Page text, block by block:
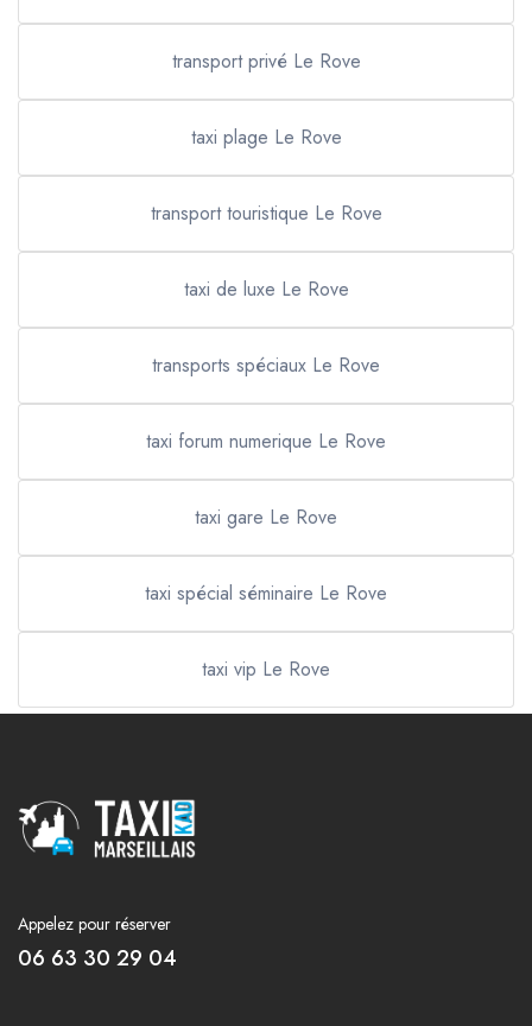
transport privé Le Rove
taxi plage Le Rove
transport touristique Le Rove
taxi de luxe Le Rove
transports spéciaux Le Rove
taxi forum numerique Le Rove
taxi gare Le Rove
taxi spécial séminaire Le Rove
taxi vip Le Rove
Appelez pour réserver
06 63 30 29 04